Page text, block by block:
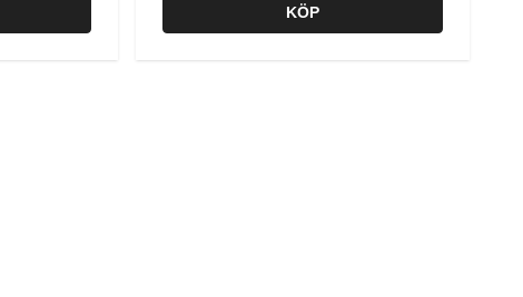
KÖP